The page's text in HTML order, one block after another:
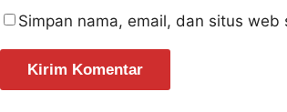
Simpan nama, email, dan situs